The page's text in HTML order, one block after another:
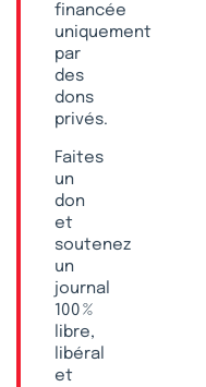
financée
uniquement
par
des
dons
privés.
Faites
un
don
et
soutenez
un
journal
100 %
libre,
libéral
et